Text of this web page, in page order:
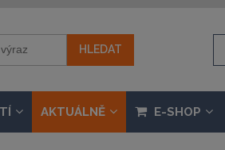
AKTUÁLNĚ E-SHOP